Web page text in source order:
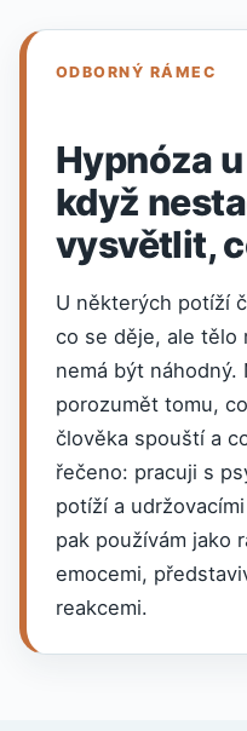
ODBORNÝ RÁMEC
Hypnóza
když
vysvětlit,
U některých potíží
co se děje, ale tělo
nemá být náhodný.
porozumět tomu,
člověka spouští a
řečeno: pracuji s
potíží a
pak používám jako
emocemi,
reakcemi.